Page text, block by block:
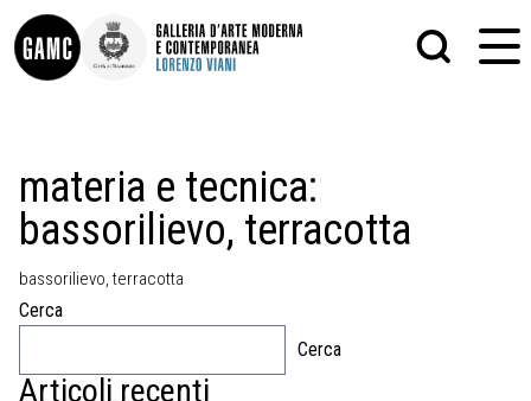
CONTATTI
DIDATTICA
SHOP
LE COLLEZIONI
GLI AUTORI
MOSTRE
GRAFICA
PITTURA
SCULTURA
STAMPA
materia e tecnica:
bassorilievo, terracotta
bassorilievo, terracotta
Cerca
Cerca
Articoli recenti